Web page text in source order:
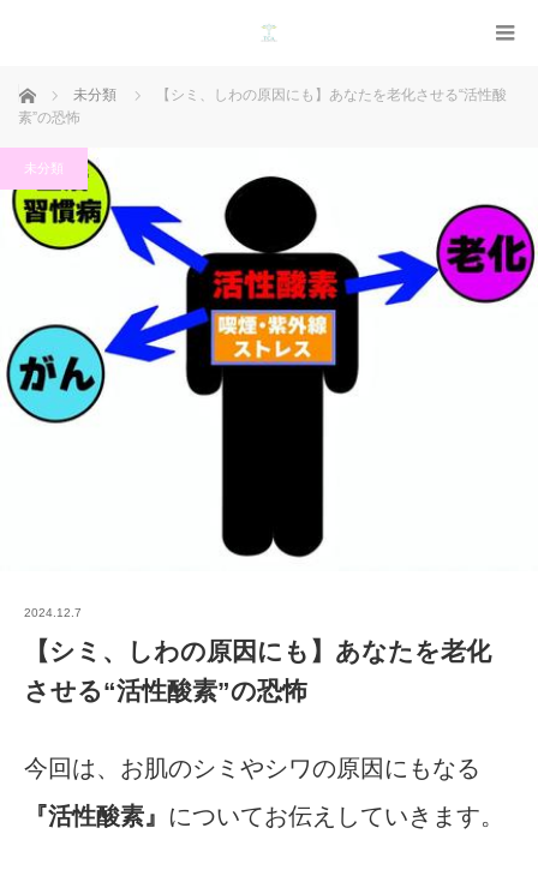
ホーム 未分類
【シミ、しわの原因にも】あなたを老化させる“活性酸
素”の恐怖
未分類
2024.12.7
【シミ、しわの原因にも】あなたを老化
させる“活性酸素”の恐怖
今回は、お肌のシミやシワの原因にもなる
『活性酸素』 についてお伝えしていきます。